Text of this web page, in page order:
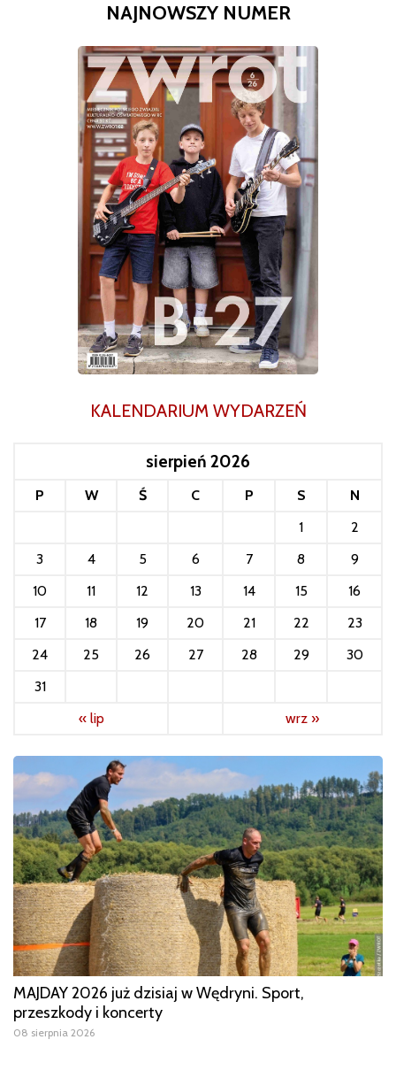
NAJNOWSZY NUMER
KALENDARIUM WYDARZEŃ
sierpień 2026
P W Ś C P S
N
1
2
3
4 5 6 7 8
9
10
11 12 13 14 15
16
17
18 19 20 21 22
23
24
25 26 27 28 29
30
31
« lip
wrz »
MAJDAY 2026 już dzisiaj w Wędryni. Sport,
przeszkody i koncerty
08 sierpnia 2026